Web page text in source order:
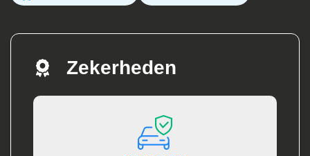
Zekerheden